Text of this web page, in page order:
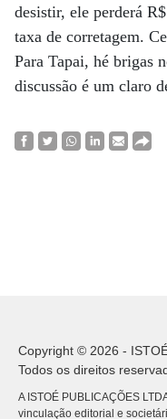
desistir, ele perderá
taxa de corretagem.
Para Tapai, hé brigas
discussão é um claro
Copyright © 2026 -
Todos os direitos
A ISTOÉ PUBLICAÇÕES
vinculação editorial e